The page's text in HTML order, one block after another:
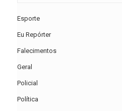
Esporte
Eu Repórter
Falecimentos
Geral
Policial
Política